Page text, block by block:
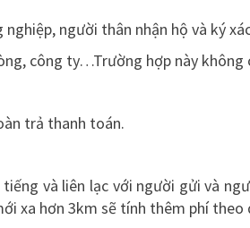
người thân nhận hộ và ký
công ty…Trường hợp này không
trả thanh toán.
và liên lạc với người gửi và
xa hơn 3km sẽ tính thêm phí theo